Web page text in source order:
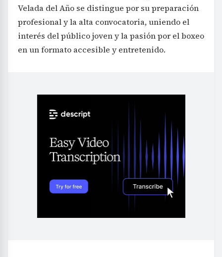
Velada del Año se distingue por su preparación
profesional y la alta convocatoria, uniendo el
interés del público joven y la pasión por el boxeo
en un formato accesible y entretenido.